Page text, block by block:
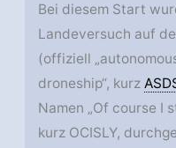
Bei diesem Start
Landeversuch auf
(offiziell
droneship“, kurz
Namen „Of course I
kurz OCISLY,